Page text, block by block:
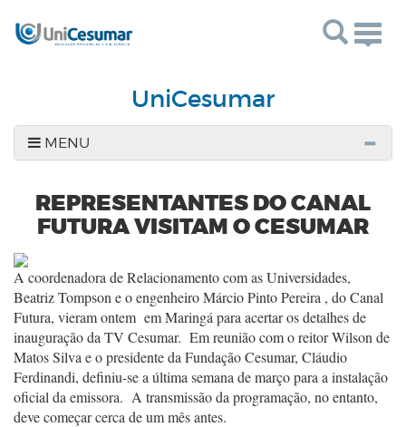
UniCesumar
MENU
REPRESENTANTES DO CANAL
FUTURA VISITAM O CESUMAR
A coordenadora de Relacionamento com as Universidades,
Beatriz Tompson e oengenheiro Márcio Pinto Pereira , do Canal
Futura, vieram ontem em Maringá para acertar os detalhes de
inauguração da TV Cesumar. Em reunião com o reitorWilson de
Matos Silva e o presidente da Fundação Cesumar, Cláudio
Ferdinandi, definiu-se a última semana de março para a instalação
oficial da emissora. A transmissão da programação, no entanto,
deve começar cerca de um mês antes.